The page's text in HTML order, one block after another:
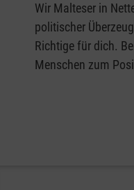
Wir Malteser in
politischer
Richtige für dich.
Menschen zum